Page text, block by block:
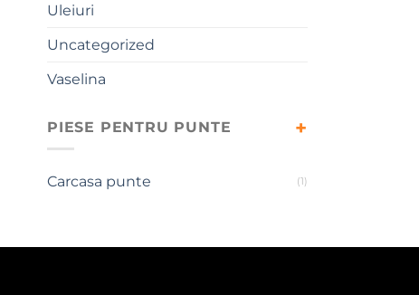
Uleiuri
Uncategorized
Vaselina
PIESE PENTRU PUNTE
Carcasa punte (1)